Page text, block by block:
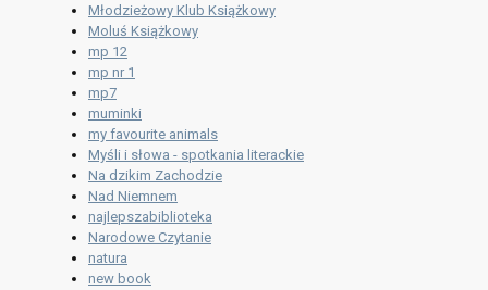
Młodzieżowy Klub Książkowy
Moluś Książkowy
mp 12
mp nr 1
mp7
muminki
my favourite animals
Myśli i słowa - spotkania literackie
Na dzikim Zachodzie
Nad Niemnem
najlepszabiblioteka
Narodowe Czytanie
natura
new book